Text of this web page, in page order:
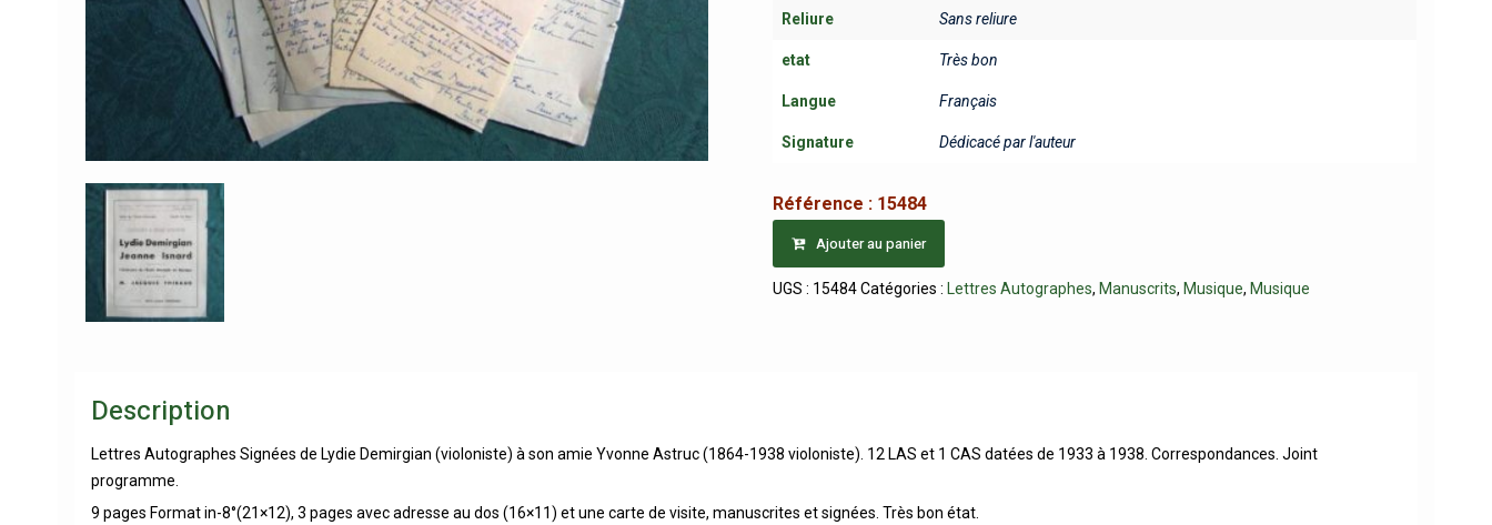
Reliure Sans reliure
etat Très bon
Langue Français
Signature Dédicacé par l'auteur
Référence : 15484
Ajouter au panier
UGS : 15484 Catégories : Lettres Autographes, Manuscrits, Musique, Musique
Description
Lettres Autographes Signées de Lydie Demirgian (violoniste) à son amie Yvonne Astruc (1864-1938 violoniste). 12 LAS et 1 CAS datées de 1933 à 1938. Correspondances. Joint
programme.
9 pages Format in-8°(21×12), 3 pages avec adresse au dos (16×11) et une carte de visite, manuscrites et signées. Très bon état.